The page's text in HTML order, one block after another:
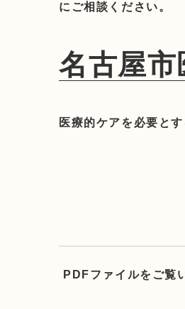
にご相談ください。
名古屋
医療的ケアを必要と
PDFファイルをご覧